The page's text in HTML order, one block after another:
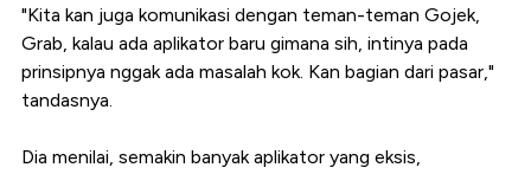
"Kita kan juga komunikasi dengan teman-teman Gojek,
Grab, kalau ada aplikator baru gimana sih, intinya pada
prinsipnya nggak ada masalah kok. Kan bagian dari pasar,"
tandasnya.
Dia menilai, semakin banyak aplikator yang eksis,